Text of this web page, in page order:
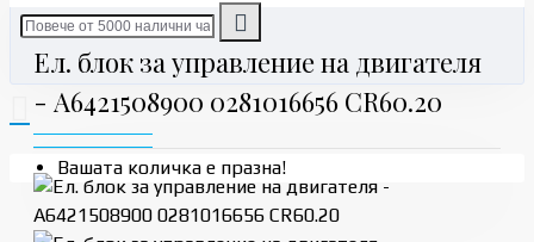
Вашата количка е празна!
Ел. блок за управление на двигателя
- A6421508900 0281016656 CR60.20